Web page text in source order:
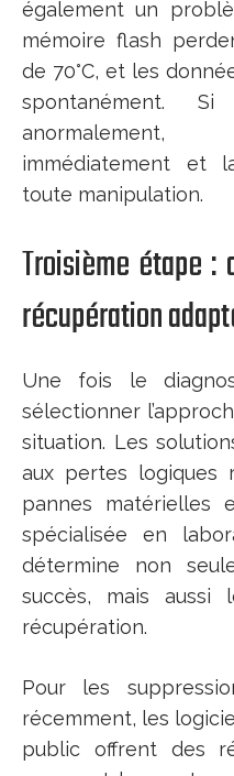
également un
mémoire flash
de 70°C, et les
spontanément.
immédiatement et
toute manipulation.
Troisième étape :
récupération
Une fois le
sélectionner
situation. Les
aux pertes logiques
pannes matérielles
spécialisée en
détermine non
succès, mais
récupération.
Pour les
récemment, les
public offrent des